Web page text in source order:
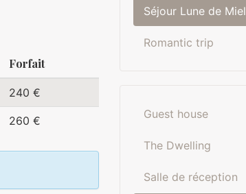
Forfait
240 €
260 €
Séjour Lune de Miel
Romantic trip
Guest house
The Dwelling
Salle de réception